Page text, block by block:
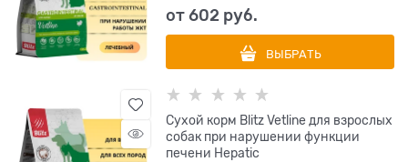
от602 руб.
ВЫБРАТЬ
Сухой корм Blitz Vetline для взрослых
собак при нарушении функции
печени Hepatic